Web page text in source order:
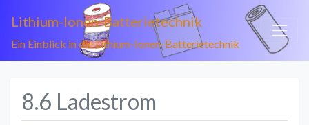
Lithium-Ionen-Batterietechnik
Ein Einblick in die Lithium-Ionen-Batterietechnik
8.6 Ladestrom